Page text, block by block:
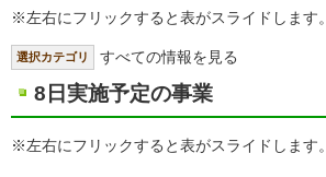
※左右にフリックすると表がスライドします。
選択カテゴリ すべての情報を見る
8日実施予定の事業
※左右にフリックすると表がスライドします。